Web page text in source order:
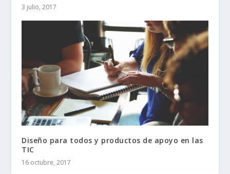
3 julio, 2017
Diseño para todos y productos de apoyo en las
TIC
16 octubre, 2017